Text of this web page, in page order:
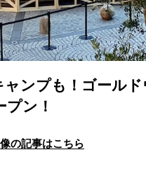
ンプも！ゴール
ン！
の記事はこちら